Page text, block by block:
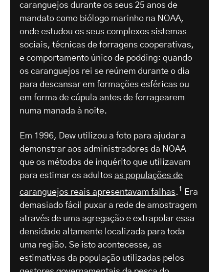
caranguejos durante os seus 25 anos de
mandato como biólogo marinho na NOAA,
onde estudou os seus complexos sistemas
sociais, técnicas de forragens cooperativas,
e comportamento único de podding: quando
os caranguejos rei se reúnem durante o dia
para descansar em formações esféricas ou
em forma de cúpula antes de forragearem
numa manada à noite.
Em 1996, Dew utilizou a foto para ajudar a
demonstrar aos administradores da NOAA
que os métodos de inquérito que utilizavam
para estimar os adultos as populações de
caranguejos reais apresentavam falhas.1
Era
demasiado fácil puxar a rede de amostragem
através de uma agregação e extrapolar essa
densidade altamente localizada para toda
uma região. Se isto acontecesse, as
estimativas da população utilizadas pelos